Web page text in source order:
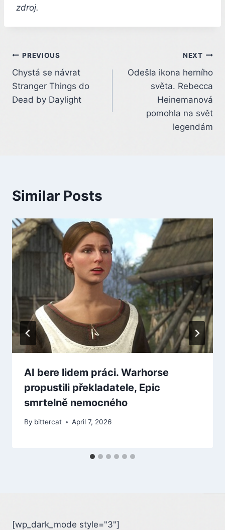
zdroj.
Post
navigation
PREVIOUS
Chystá se návrat
Stranger Things do
Dead by Daylight
NEXT
Odešla ikona herního
světa. Rebecca
Heinemanová
pomohla na svět
legendám
Similar Posts
AI bere lidem práci. Warhorse
propustili překladatele, Epic
smrtelně nemocného
By bittercat April 7, 2026
[wp_dark_mode style="3"]